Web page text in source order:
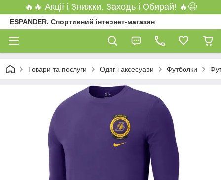
🔥🔥 Акції і Знижки. Заходь і Обирай! 🔥😉
ESPANDER. Спортивний інтернет-магазин
Товари та послуги Одяг і аксесуари Футболки